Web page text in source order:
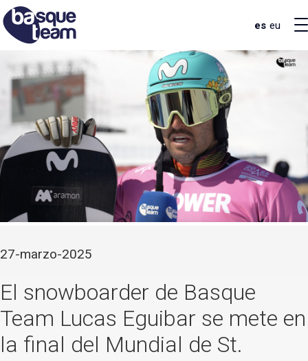
es eu
27-marzo-2025
El snowboarder de Basque
Team Lucas Eguibar se mete en
la final del Mundial de St.